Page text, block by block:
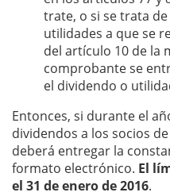
trate, o si se trata
utilidades a que se
del artículo 10 de la
comprobante se
el dividendo o
Entonces, si durante el
dividendos a los socios
deberá entregar la
formato electrónico. El
el 31 de enero de 2016.